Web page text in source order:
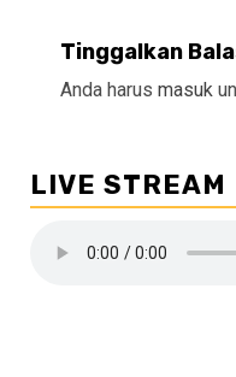
Tinggalkan
Anda harus masuk
LIVE STREAM